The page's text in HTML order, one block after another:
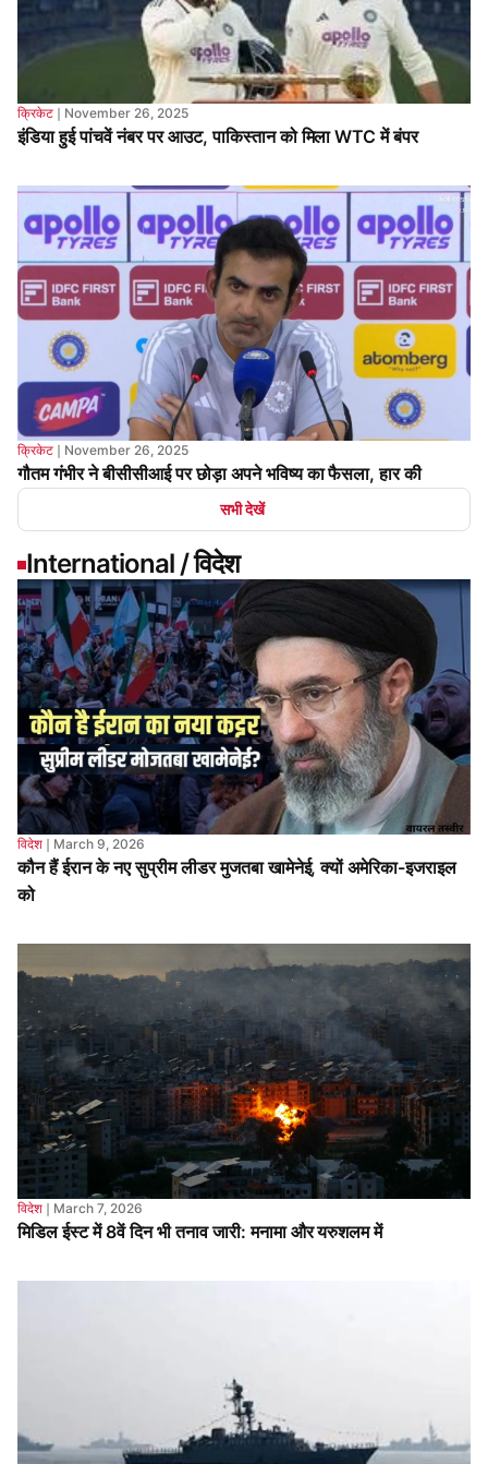
इंडिया हुई पांचवें नंबर पर आउट, पाकिस्तान को मिला WTC में बंपर
❘November 26, 2025
गौतम गंभीर ने बीसीसीआई पर छोड़ा अपने भविष्य का फैसला, हार की
सभी देखें
International / विदेश
विदेश❘March 9, 2026
कौन हैं ईरान के नए सुप्रीम लीडर मुजतबा खामेनेई, क्यों अमेरिका-इजराइल
को
विदेश ❘ March 7, 2026
मिडिल ईस्ट में 8वें दिन भी तनाव जारी: मनामा और यरुशलम में
अमेरिकी हमले के बाद ईरान की चेतावनी, श्रीलंका के पास डूबे युद्धपोत